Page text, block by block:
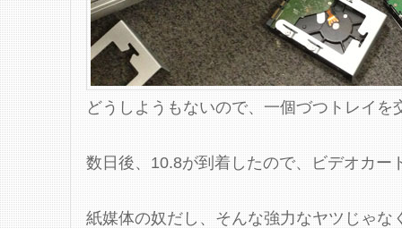
どうしようもないので、一個づつトレイを
数日後、10.8が到着したので、ビデオカー
紙媒体の奴だし、そんな強力なヤツじゃな